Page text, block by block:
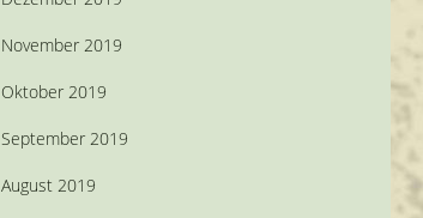
November 2019
Oktober 2019
September 2019
August 2019